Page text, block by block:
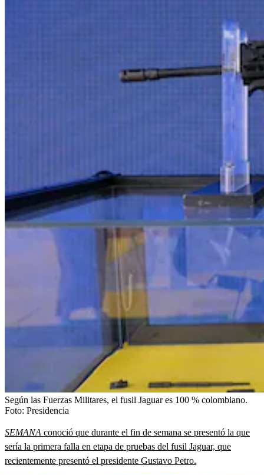
Según las Fuerzas Militares, el fusil Jaguar es 100 % colombiano.
Foto: Presidencia
SEMANA conoció que durante el fin de semana se presentó la que
sería la primera falla en etapa de pruebas del fusil Jaguar, que
recientemente presentó el presidente Gustavo Petro.